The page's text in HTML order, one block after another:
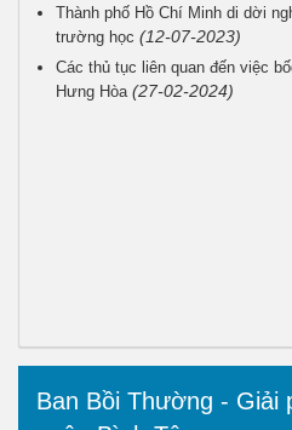
Thành phố Hồ Chí Minh di dời
trường học (12-07-2023)
Các thủ tục liên quan đến việc
Hưng Hòa (27-02-2024)
Ban Bồi Thường - Giải